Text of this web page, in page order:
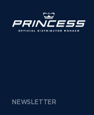
NEWSLETTER